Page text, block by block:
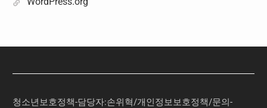
청소년보호정책-담당자:손위혁/개인정보보호정책/문의-